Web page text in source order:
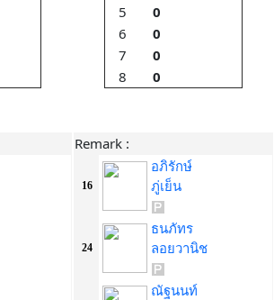
5
0
6
0
7
0
8
0
Remark :
16
อภิรักษ์
ภู่เย็น
24
ธนภัทร
ลอยวานิช
ณัฐนนท์